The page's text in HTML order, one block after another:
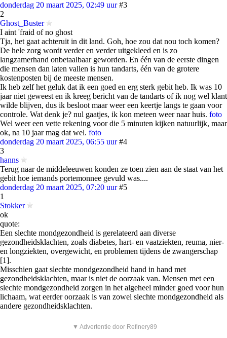
donderdag 20 maart 2025, 02:49 uur #3
2
Ghost_Buster
I aint 'fraid of no ghost
Tja, het gaat achteruit in dit land. Goh, hoe zou dat nou toch komen?
De hele zorg wordt verder en verder uitgekleed en is zo
langzamerhand onbetaalbaar geworden. En één van de eerste dingen
die mensen dan laten vallen is hun tandarts, één van de grotere
kostenposten bij de meeste mensen.
Ik heb zelf het geluk dat ik een goed en erg sterk gebit heb. Ik was 10
jaar niet geweest en ik kreeg bericht van de tandarts of ik nog wel klant
wilde blijven, dus ik besloot maar weer een keertje langs te gaan voor
controle. Wat denk je? nul gaatjes, ik kon meteen weer naar huis. foto
Wel weer een vette rekening voor die 5 minuten kijken natuurlijk, maar
ok, na 10 jaar mag dat wel. foto
donderdag 20 maart 2025, 06:55 uur #4
3
hanns
Terug naar de middeleeuwen konden ze toen zien aan de staat van het
gebit hoe iemands portemonnee gevuld was....
donderdag 20 maart 2025, 07:20 uur #5
1
Stokker
ok
quote:
Een slechte mondgezondheid is gerelateerd aan diverse
gezondheidsklachten, zoals diabetes, hart- en vaatziekten, reuma, nier-
en longziekten, overgewicht, en problemen tijdens de zwangerschap
[1].
Misschien gaat slechte mondgezondheid hand in hand met
gezondheidsklachten, maar is niet de oorzaak van. Mensen met een
slechte mondgezondheid zorgen in het algeheel minder goed voor hun
lichaam, wat eerder oorzaak is van zowel slechte mondgezondheid als
andere gezondheidsklachten.
▼ Advertentie door Refinery89